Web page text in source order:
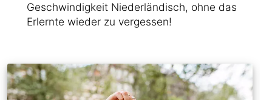
Geschwindigkeit Niederländisch, ohne das
Erlernte wieder zu vergessen!